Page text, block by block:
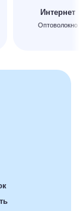
Интернет
Оптоволокно